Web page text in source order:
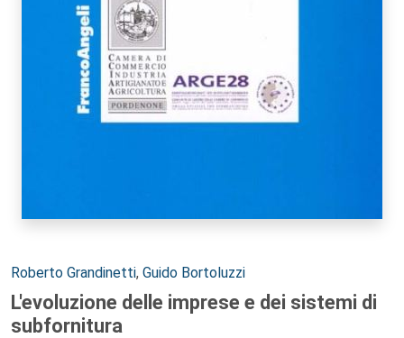
Autori:
Roberto Grandinetti, Guido Bortoluzzi
L'evoluzione delle imprese e dei sistemi di
subfornitura